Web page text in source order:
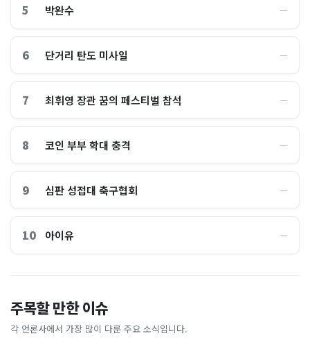
5 박완수 ―
6 단거리 탄도 미사일 ―
7 최휘영 장관 꿈의 페스티벌 참석 ―
8 코인 부부 학대 충격 ―
9 심판 성접대 축구협회 ―
10 아이유 ―
주목할 만한 이슈
각 언론사에서 가장 많이 다룬 주요 소식입니다.
이 대통령 사관학교 통합 발언
에…“서울대 법대·충암고도
없애나”
채널A
라 출렁이는 日증시
아시아경제
총리 영상에 "대체 뭐냐" 발
칵‥日 배우도 "미친 짓"
실체, 은밀하게…[중국나라]